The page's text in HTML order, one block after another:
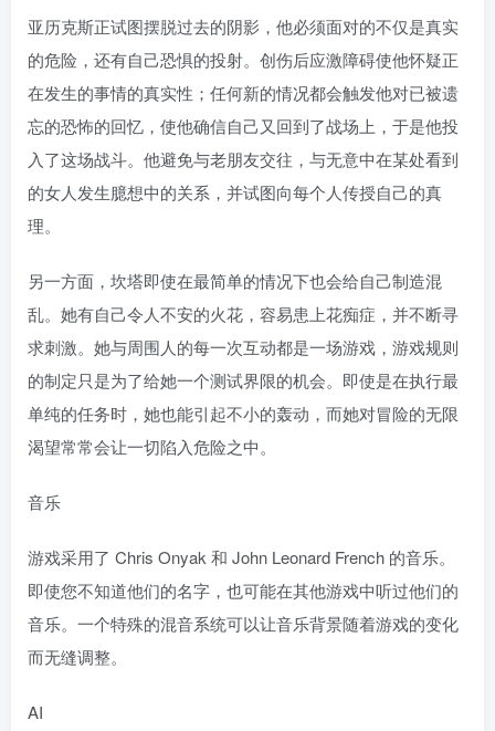
亚历克斯正试图摆脱过去的阴影，他必须面对的不仅是真实
的危险，还有自己恐惧的投射。创伤后应激障碍使他怀疑正
在发生的事情的真实性；任何新的情况都会触发他对已被遗
忘的恐怖的回忆，使他确信自己又回到了战场上，于是他投
入了这场战斗。他避免与老朋友交往，与无意中在某处看到
的女人发生臆想中的关系，并试图向每个人传授自己的真
理。
另一方面，坎塔即使在最简单的情况下也会给自己制造混
乱。她有自己令人不安的火花，容易患上花痴症，并不断寻
求刺激。她与周围人的每一次互动都是一场游戏，游戏规则
的制定只是为了给她一个测试界限的机会。即使是在执行最
单纯的任务时，她也能引起不小的轰动，而她对冒险的无限
渴望常常会让一切陷入危险之中。
音乐
游戏采用了 Chris Onyak 和 John Leonard French 的音乐。
即使您不知道他们的名字，也可能在其他游戏中听过他们的
音乐。一个特殊的混音系统可以让音乐背景随着游戏的变化
而无缝调整。
AI